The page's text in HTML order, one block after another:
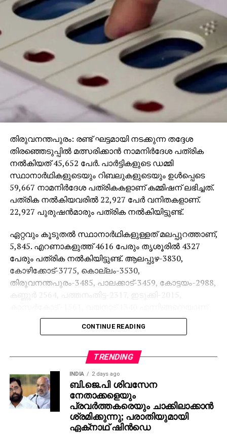
കയറി ഓണ്‍ലൈനായി ഡോക്ടറുടെ കുറിപ്പടി ഇല്ലാതെ
മരുന്ന് ആവശ്യപ്പെട്ടപ്പോള്‍ ഒരു തടസവുമില്ലാതെ
അയച്ചു കൊടുത്തു. അതേസമയം അതിലെ അഡ്ഡ്രസ്
വ്യാജമായിരുന്നു. വില്‍പന നടത്തിയ സ്ഥാപനം
കണ്ടെത്താന്‍ ഇതോടെ ബുദ്ധിമുട്ടായി. പിന്നീട്
വിദഗ്ധമായി പിന്തുടര്‍ന്നാണ് ചെയ്താണ് റെയ്ഡ്
നടത്തിയത്.
തിരുവനന്തപുരം: രണ്ട് ഘട്ടമായി നടക്കുന്ന തദ്ദേശ
തിരഞ്ഞെടുപ്പില്‍ മത്സരിക്കാന്‍ നാമനിര്‍ദേശ പത്രിക
നല്‍കിയത് 45,652 പേര്‍. പാര്‍ട്ടികളുടെ ഡമ്മി
സ്ഥാനാര്‍ഥികളുടെയും റിബലുകളുടെയും ഉള്‍പ്പെടെ
59,667 നാമനിര്‍ദേശ പത്രികകളാണ് കമ്മിഷന് ലഭിച്ചത്.
പത്രിക നല്‍കിയവരില്‍ 22,927 പേര്‍ വനിതകളാണ്.
22,927 പുരുഷന്‍മാരും പത്രിക നല്‍കിയിട്ടുണ്ട്.
ഏറ്റവും കൂടുതല്‍ സ്ഥാനാര്‍ഥികളുള്ളത് മലപ്പുറത്താണ്,
5,845. എറണാകളുത്ത് 4616 പേരും തൃശൂരില്‍ 4327
പേരും പത്രിക നല്‍കിയിട്ടുണ്ട്. ആലപ്പുഴ-3830,
കോഴിക്കോട്-3775, കൊല്ലം-3530,
തിരുവനന്തപുരം-3485, പാലക്കാട്-3459, കോട്ടയം-2988,
കണ്ണൂര്‍ 2564, പത്തനംതിട്ട-2317, ഇടുക്കി-2015,
മറ്റ് ജില്ലകളിലെ സ്ഥാനാര്‍ഥികളുടെ എണ്ണം.
ശനിയാഴ്ച രാവിലെ 10 മുതല്‍ ആരംഭിക്കും. ബന്ധപ്പെട്ട
വരണാധികാരികളാണ് നാമനിര്‍ദേശപത്രികകളുടെ
സൂക്ഷ്മപരിശോധന നടത്തുക. നാമനിര്‍ദേശ
പത്രികകളുടെ സൂക്ഷ്മ പരിശോധനാ വേളയില്‍
സ്ഥാനാര്‍ത്ഥിക്കൊപ്പം തിരഞ്ഞെടുപ്പ് ഏജന്റ്,
നിര്‍ദേശകന്‍ എന്നിവര്‍ക്കു പുറമേ സ്ഥാനാര്‍ത്ഥി എഴുതി
നല്‍കുന്ന ഒരാള്‍ക്കുകൂടി വരണാധികാരിയുടെ
CONTINUE READING
TRENDING
INDIA 2 days ago
ബി.ജെ.പി ശിവസേന
നേതാക്കളെയും
പ്രവര്‍ത്തകരെയും ചാക്കിലാക്കാന്‍
ശ്രമിക്കുന്നു; പരാതിയുമായി
ഏക്‌നാഥ് ഷിന്‍ഡെ